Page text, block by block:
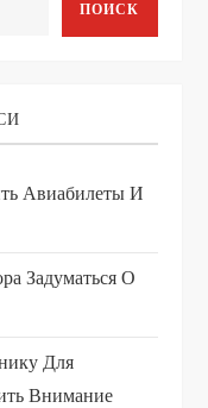
ПОИСК
Авиабилеты И
Задуматься О
Для
Внимание